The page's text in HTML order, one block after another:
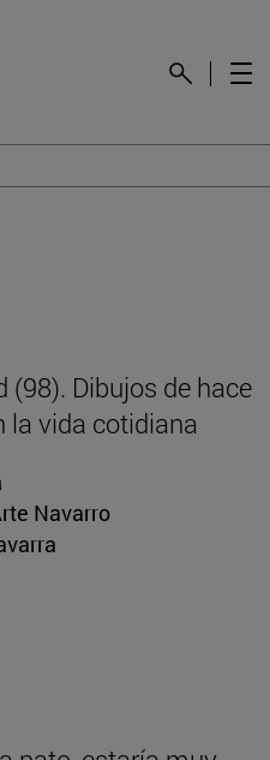
Dibujos de hace
la vida cotidiana
Navarro